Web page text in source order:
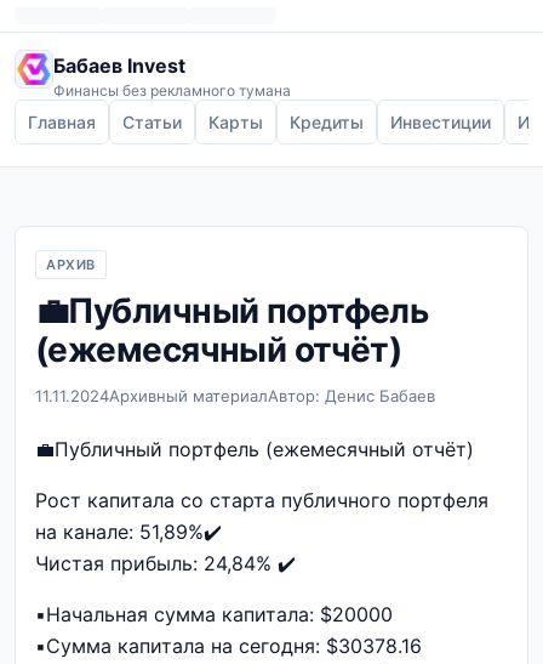
Бабаев Invest
Финансы без рекламного тумана
Главная Статьи Карты Кредиты Инвестиции
АРХИВ
💼Публичный портфель
(ежемесячный отчёт)
11.11.2024Архивный материалАвтор: Денис Бабаев
💼Публичный портфель (ежемесячный отчёт)
Рост капитала со старта публичного портфеля
на канале: 51,89%✔️
Чистая прибыль: 24,84% ✔️
▪️Начальная сумма капитала: $20000
▪️Сумма капитала на сегодня: $30378.16